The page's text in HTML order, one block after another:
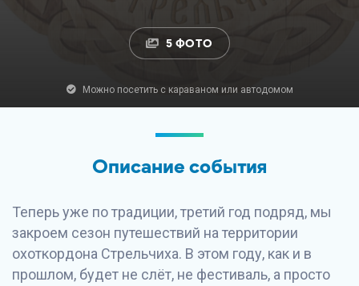
5 ФОТО
Можно посетить с караваном или автодомом
Описание события
Теперь уже по традиции, третий год подряд, мы
закроем сезон путешествий на территории
охоткордона Стрельчиха. В этом году, как и в
прошлом, будет не слёт, не фестиваль, а просто